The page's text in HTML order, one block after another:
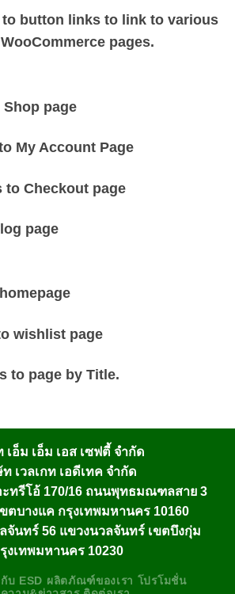
button links to link to various
pages.
Shop page
My Account Page
to Checkout page
page
wishlist page
to page by Title.
เอ็ม เอ็ม เอส เซฟตี้ จำกัด
เวลเกท เอดีเทค จำกัด
ะทรีโอ้ 170/16 ถนนพุทธมณฑลสาย 3
ขตบางแค กรุงเทพมหานคร 10160
จันทร์ 56 แขวงนวลจันทร์ เขตบึงกุ่ม
งเทพมหานคร 10230
กับ ESD ผลิตภัณฑ์ของเรา โปรโมชั่น